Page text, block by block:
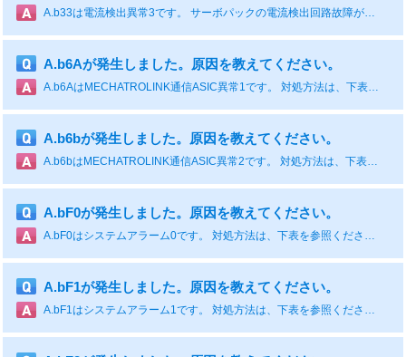
A.b33は電流検出異常3です。 サーボパックの電流検出回路故障が考えられます。 サーボパックの電源を再投入してもアラームとなる場合はサーボパックを交換してください。 対処方法は、下表を参照ください。 原因 確認方法 対処方法 電流検出回路の故障 - サーボパックの電源を再投入する。それでもアラームとなる場合，サーボパック故障の可能性あり。サーボパックを交換する。 あわせて読みたい！FAQ-31154「A.b33(Σ-Vの場合)」
A.b6Aが発生しました。原因を教えてください。
A.b6AはMECHATROLINK通信ASIC異常1です。 対処方法は、下表を参照ください。 原因 確認方法 対処方法 サーボパックMECHATROLINK通信部の故障 - サーボパックの電源を再投入する。それでもアラームとなる場合は，サーボパック故障の可能性あり。サーボパックを交換する。
A.b6bが発生しました。原因を教えてください。
A.b6bはMECHATROLINK通信ASIC異常2です。 対処方法は、下表を参照ください。 原因 確認方法 対処方法 ノイズによりMECHATROLINK通信部が誤動作した - 以下のノイズ対策を行う。 MECHATROLINK通信ケーブルやFGの配線を見直す。 MECHATROLINK通信ケーブルにフェライトコアを付ける。 サーボパックのMECHATROLINK通信部の故障 - サーボパックの電源を再投入する。それでもアラームとなる場合は，サーボパック故障の可能性あり。サーボパックを交換する。
A.bF0が発生しました。原因を教えてください。
A.bF0はシステムアラーム0です。 対処方法は、下表を参照ください。 原因 確認方法 対処方法 サーボパックの故障 - サーボパックの電源を再投入する。それでもアラームとなる場合，サーボパック故障の可能性あり。サーボパックを交換する。
A.bF1が発生しました。原因を教えてください。
A.bF1はシステムアラーム1です。 対処方法は、下表を参照ください。 原因 確認方法 対処方法 サーボパックの故障 - サーボパックの電源を再投入する。それでもアラームとなる場合，サーボパック故障の可能性あり。サーボパックを交換する。